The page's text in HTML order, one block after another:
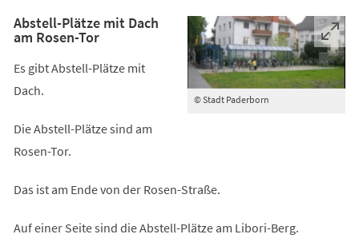
© Stadt Paderborn
Abstell-Plätze mit Dach
am Rosen-Tor
Es gibt Abstell-Plätze mit
Dach.
Die Abstell-Plätze sind am
Rosen-Tor.
Das ist am Ende von der Rosen-Straße.
Auf einer Seite sind die Abstell-Plätze am Libori-Berg.